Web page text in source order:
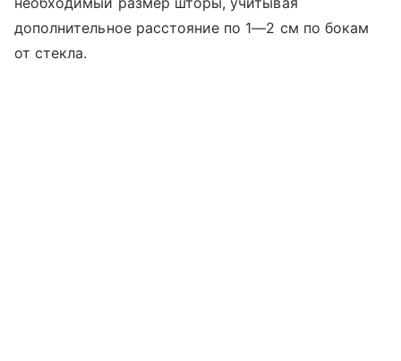
дополнительное расстояние по 1—2 см по бокам
от стекла.